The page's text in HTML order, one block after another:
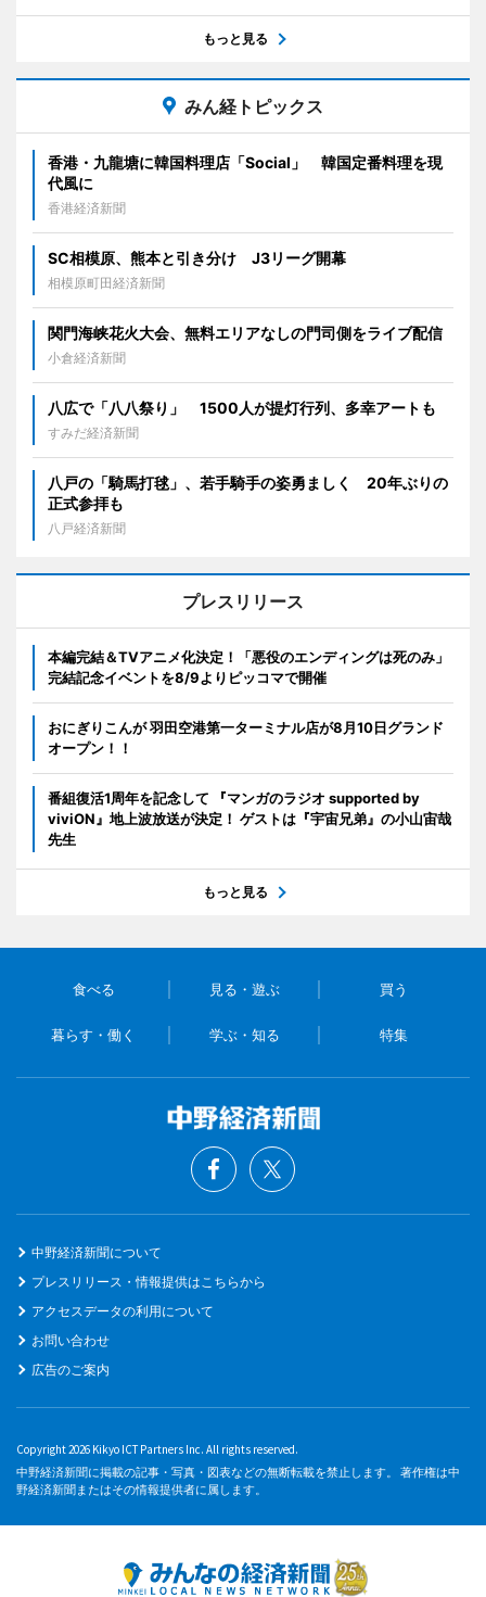
もっと見る
みん経トピックス
香港・九龍塘に韓国料理店「Social」 韓国定番料理を現
代風に
香港経済新聞
SC相模原、熊本と引き分け J3リーグ開幕
相模原町田経済新聞
関門海峡花火大会、無料エリアなしの門司側をライブ配信
小倉経済新聞
八広で「八八祭り」 1500人が提灯行列、多幸アートも
すみだ経済新聞
八戸の「騎馬打毬」、若手騎手の姿勇ましく 20年ぶりの
正式参拝も
八戸経済新聞
プレスリリース
本編完結＆TVアニメ化決定！「悪役のエンディングは死のみ」
完結記念イベントを8/9よりピッコマで開催
おにぎりこんが 羽田空港第一ターミナル店が8月10日グランド
オープン！！
番組復活1周年を記念して 『マンガのラジオ supported by
viviON』地上波放送が決定！ ゲストは『宇宙兄弟』の小山宙哉
先生
もっと見る
食べる 見る・遊ぶ 買う
暮らす・働く 学ぶ・知る 特集
中野経済新聞について
プレスリリース・情報提供はこちらから
アクセスデータの利用について
お問い合わせ
広告のご案内
Copyright 2026 Kikyo ICT Partners Inc. All rights reserved.
中野経済新聞に掲載の記事・写真・図表などの無断転載を禁止します。 著作権は中
野経済新聞またはその情報提供者に属します。